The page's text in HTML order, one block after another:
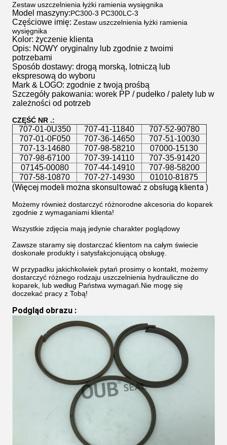
Zestaw uszczelnienia łyżki ramienia wysięgnika
Model maszyny:PC300-3 PC300LC-3
Częściowe imię: Zestaw uszczelnienia łyżki ramienia
wysięgnika
Kolor: życzenie klienta
Opis: NOWY oryginalny lub zgodnie z twoimi
potrzebami
Sposób dostawy: drogą morską, lotniczą lub
ekspresową do wyboru
Mark & ​​LOGO: zgodnie z twoją prośbą
Szczegóły pakowania: worek PP / pudełko / palety lub w
zależności od potrzeb
CZĘŚĆ NR .:
707-01-0U350 707-41-11840
707-52-90780
707-01-0F050
707-36-14650
707-51-10030
707-13-14680
707-98-58210
07000-15130
707-98-67100
707-39-14110
707-35-91420
07145-00080
707-44-14910
707-98-58200
707-58-10870
707-27-14930 01010-81875
(Więcej modeli można skonsultować z obsługą klienta )
Możemy również dostarczyć różnorodne akcesoria do koparek
zgodnie z wymaganiami klienta!
Wszystkie zdjęcia mają jedynie charakter poglądowy
Zawsze staramy się dostarczać klientom na całym świecie
doskonałe produkty i satysfakcjonującą obsługę.
W przypadku jakichkolwiek pytań prosimy o kontakt, możemy
dostarczyć różnego rodzaju uszczelnienia hydrauliczne do
koparek, lub według Państwa wymagań.Nie mogę się
doczekać pracy z Tobą!
Podgląd obrazu :